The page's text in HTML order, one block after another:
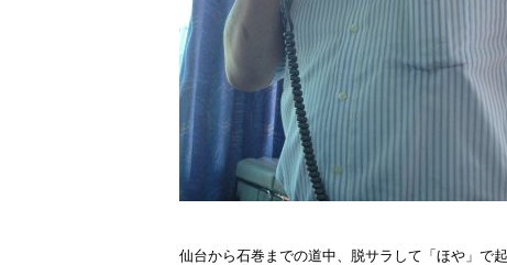
仙台から石巻までの道中、脱サラして「ほや」で起